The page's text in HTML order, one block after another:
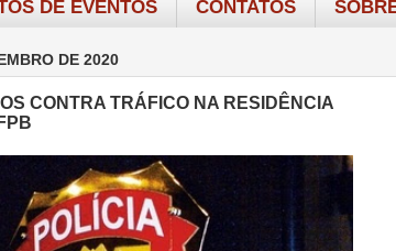
DE EVENTOS CONTATOS
DE 2020
CONTRA TRÁFICO NA RESIDÊNCIA